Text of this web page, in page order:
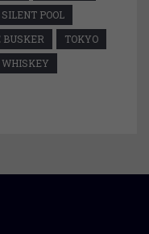
SILENT POOL
BUSKER
TOKYO
WHISKEY